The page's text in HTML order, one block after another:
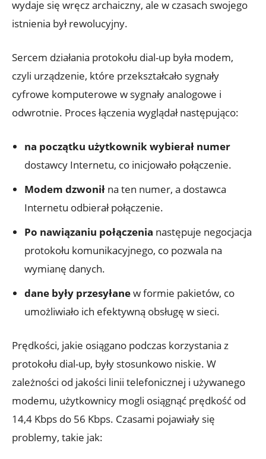
wydaje się wręcz archaiczny, ale w czasach swojego
istnienia był rewolucyjny.
Sercem działania protokołu dial-up była modem,
czyli urządzenie, które przekształcało sygnały
cyfrowe komputerowe w sygnały analogowe i
odwrotnie. Proces łączenia wyglądał następująco:
na początku użytkownik wybierał numer
dostawcy Internetu, co inicjowało połączenie.
Modem dzwonił na ten numer, a dostawca
Internetu odbierał połączenie.
Po nawiązaniu połączenia następuje negocjacja
protokołu komunikacyjnego, co pozwala na
wymianę danych.
dane były przesyłanew formie pakietów, co
umożliwiało ich efektywną obsługę w sieci.
Prędkości, jakie osiągano podczas korzystania z
protokołu dial-up, były stosunkowo niskie. W
zależności od jakości linii telefonicznej i używanego
modemu, użytkownicy mogli osiągnąć prędkość od
14,4 Kbps do 56 Kbps. Czasami pojawiały się
problemy, takie jak: